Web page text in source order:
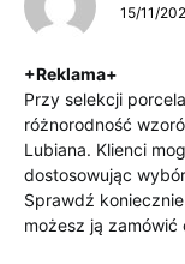
15/11/
+Reklama+
Przy selekcji
różnorodność
Lubiana. Klienci
dostosowując
Sprawdź
możesz ją zamówić